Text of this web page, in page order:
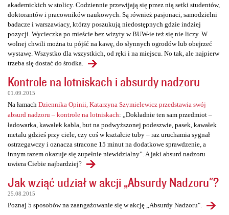
akademickich w stolicy. Codziennie przewijają się przez nią setki studentów,
doktorantów i pracowników naukowych. Są również pasjonaci, samodzielni
badacze i warszawiacy, którzy poszukują niedostępnych gdzie indziej
pozycji. Wycieczka po mieście bez wizyty w BUW-ie też się nie liczy. W
wolnej chwili można tu pójść na kawę, do słynnych ogrodów lub obejrzeć
wystawę. Wszystko dla wszystkich, od ręki i na miejscu. No tak, ale najpierw
trzeba się dostać do środka.
Kontrole na lotniskach i absurdy nadzoru
01.09.2015
Na łamach Dziennika Opinii, Katarzyna Szymielewicz przedstawia swój
absurd nadzoru – kontrole na lotniskach: „Dokładnie ten sam przedmiot –
ładowarka, kawałek kabla, but na podwyższonej podeszwie, pasek, kawałek
metalu gdzieś przy ciele, czy coś w kształcie tuby – raz uruchamia sygnał
ostrzegawczy i oznacza stracone 15 minut na dodatkowe sprawdzenie, a
innym razem okazuje się zupełnie niewidzialny”. A jaki absurd nadzoru
uwiera Ciebie najbardziej?
Jak wziąć udział w akcji „Absurdy Nadzoru"?
25.08.2015
Poznaj 5 sposobów na zaangażowanie się w akcję „Absurdy Nadzoru".